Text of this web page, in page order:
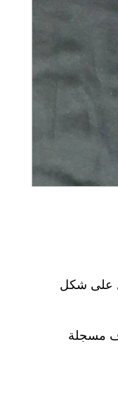
على شكل
مسجلة